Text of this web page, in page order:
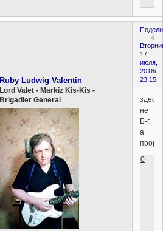
4
17
июля,
2018г.
23:15
Ruby Ludwig Valentin
Lord Valet - Markiz Kis-Kis -
Brigadier General
здесь
не
Б-г,
а
0